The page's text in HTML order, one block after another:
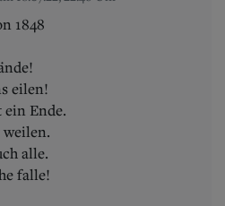
1848
eilen!
Ende.
alle.
falle!